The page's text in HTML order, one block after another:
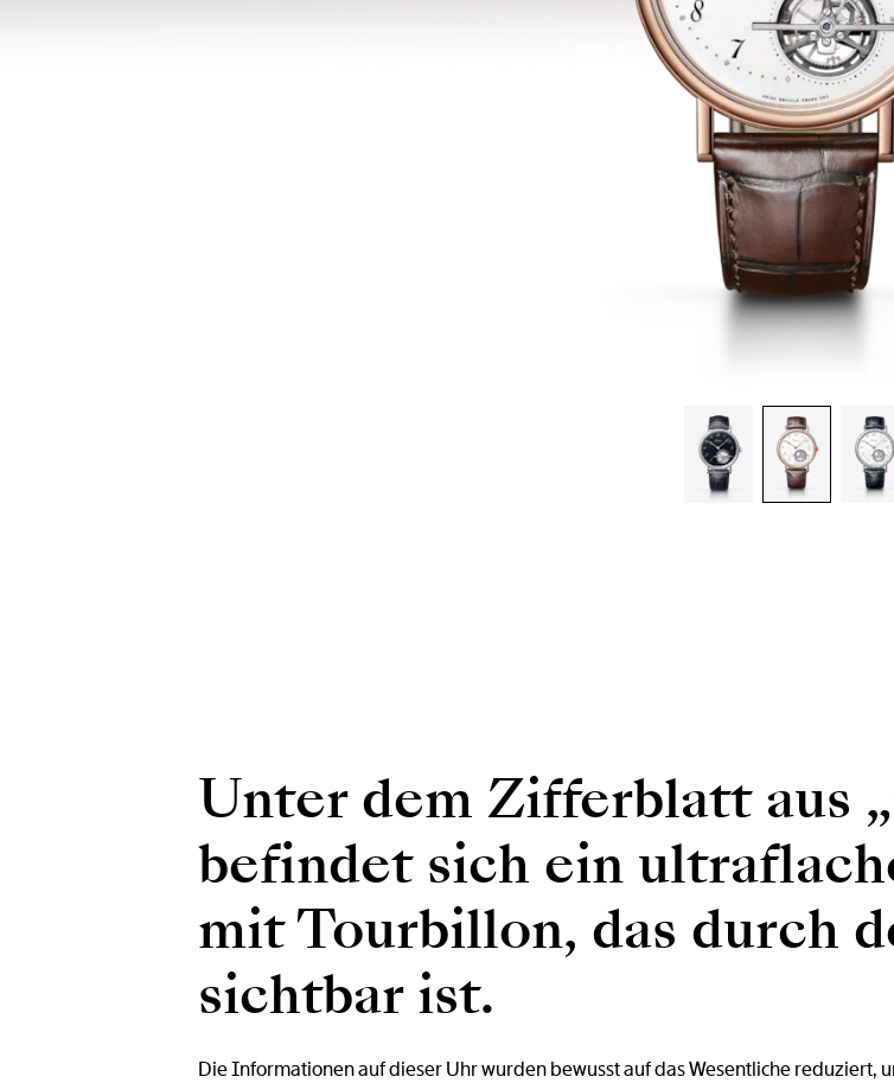
Unter dem Zifferblatt aus
befindet sich ein
mit Tourbillon, das durch
sichtbar ist.
Die Informationen auf dieser Uhr wurden bewusst auf das Wesentliche reduziert,